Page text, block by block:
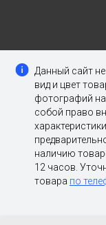
Данный сайт
вид и цвет
фотографий на
собой право
наличию
12 часов.
товара по